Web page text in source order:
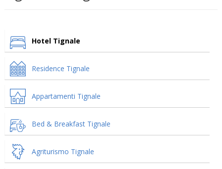
Hotel Tignale
Residence Tignale
Appartamenti Tignale
Bed & Breakfast Tignale
Agriturismo Tignale